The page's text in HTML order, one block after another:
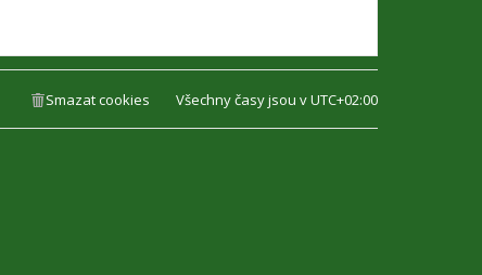
Všechny časy jsou vUTC+02:00
Smazat cookies